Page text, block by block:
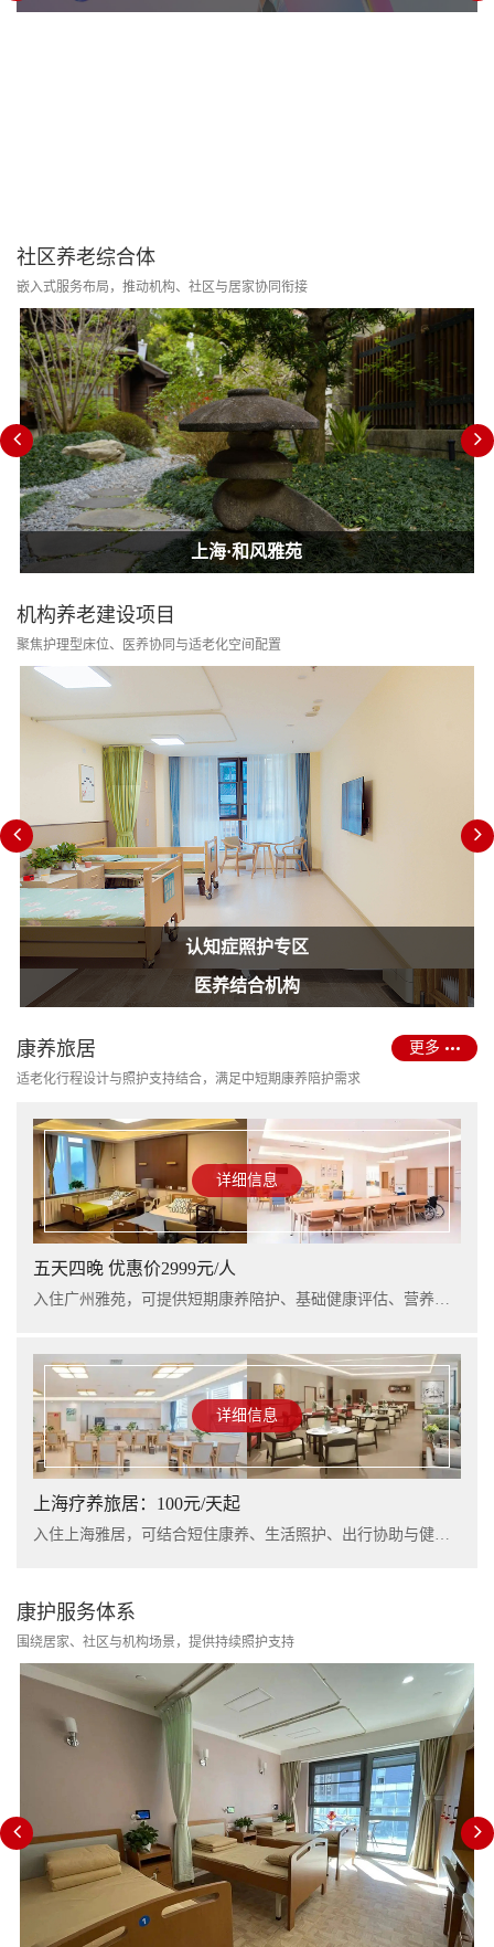
社区养老综合体
嵌入式服务布局，推动机构、社区与居家协同衔接
上海·和风雅苑
上海·和风雅苑
上海·和风雅苑
机构养老建设项目
聚焦护理型床位、医养协同与适老化空间配置
消防改造合规
护理型养老院建设
医养结合机构
认知症照护专区
康养旅居
适老化行程设计与照护支持结合，满足中短期康养陪护需求
更多
详细信息
五天四晚 优惠价2999元/人
详细信息
上海疗养旅居：100元/天起
康护服务体系
围绕居家、社区与机构场景，提供持续照护支持